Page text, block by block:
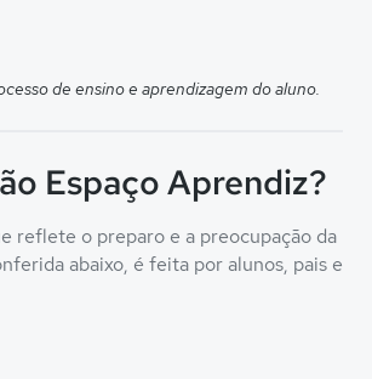
de ensino e aprendizagem do aluno.
Espaço Aprendiz?
reflete o preparo e a preocupação da
abaixo, é feita por alunos, pais e